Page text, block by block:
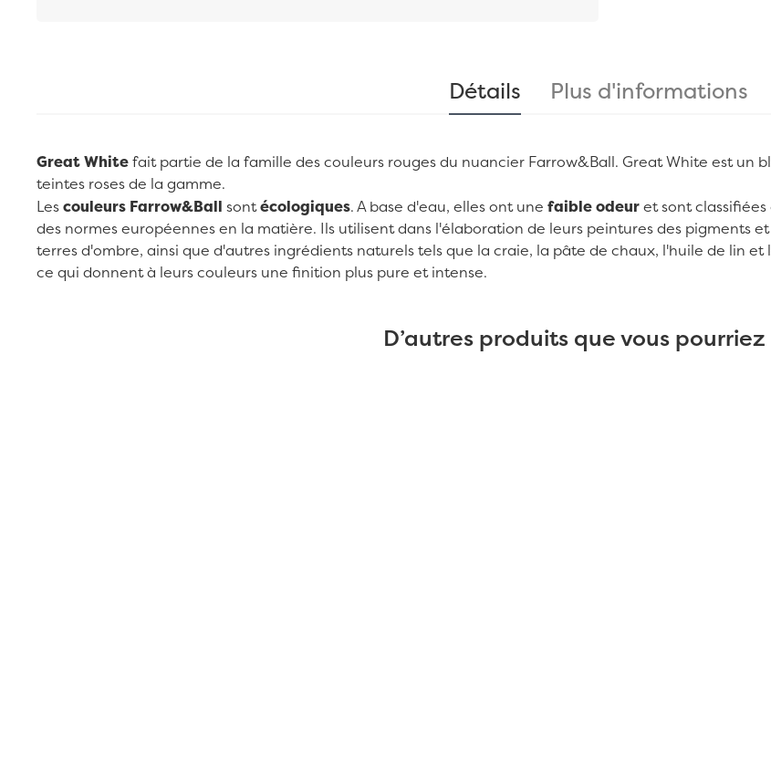
Détails
Great White fait partie de la famille des couleurs rouges du nuancier Farrow&Ball. Great White est un
teintes roses de la gamme.
Les couleurs Farrow&Ball sontécologiques. A base d'eau, elles ont une faible odeur et sont
des normes européennes en la matière. Ils utilisent dans l'élaboration de leurs peintures des pigments
terres d'ombre, ainsi que d'autres ingrédients naturels tels que la craie, la pâte de chaux, l'huile de lin
ce qui donnent à leurs couleurs une finition plus pure et intense.
Plus d'informations
D’autres produits que vous pourriez